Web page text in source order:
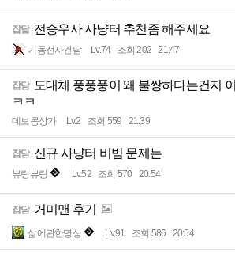
잡담 전승우사 사냥터 추천좀 해주세요
기동전사건담 Lv.74 조회 202 21:47
잡담 도대체 풍풍풍이 왜 불쌍하다는건지
ㅋㅋ
데보몽상가 Lv.2 조회 559 21:39
잡담 신규 사냥터 비빔 문제는
뷰링뷰링 Lv.52 조회 570 20:54
잡담 거미맨 후기
삶에관한명상 Lv.91 조회 586 20:54